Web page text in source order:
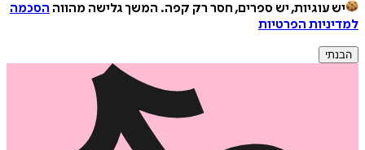
יש עוגיות, יש ספרים, חסר רק קפה. המשך גלישה מהווה הסכמה
למדיניות הפרטיות
הבנתי